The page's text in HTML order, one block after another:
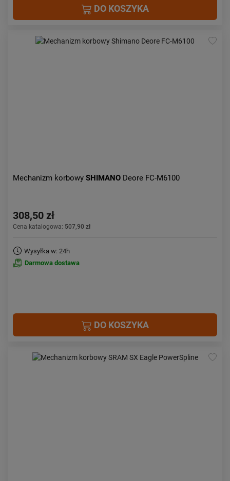
DO KOSZYKA
Mechanizm korbowy SHIMANO Deore FC-M6100
308,50 zł
Cena katalogowa: 507,90 zł
Wysyłka w: 24h
Darmowa dostawa
DO KOSZYKA